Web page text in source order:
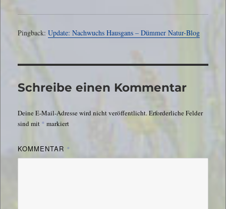
Pingback:Update: Nachwuchs Hausgans – Dümmer Natur-Blog
Schreibe einen Kommentar
Deine E-Mail-Adresse wird nicht veröffentlicht.Erforderliche Felder
sind mit * markiert
KOMMENTAR *